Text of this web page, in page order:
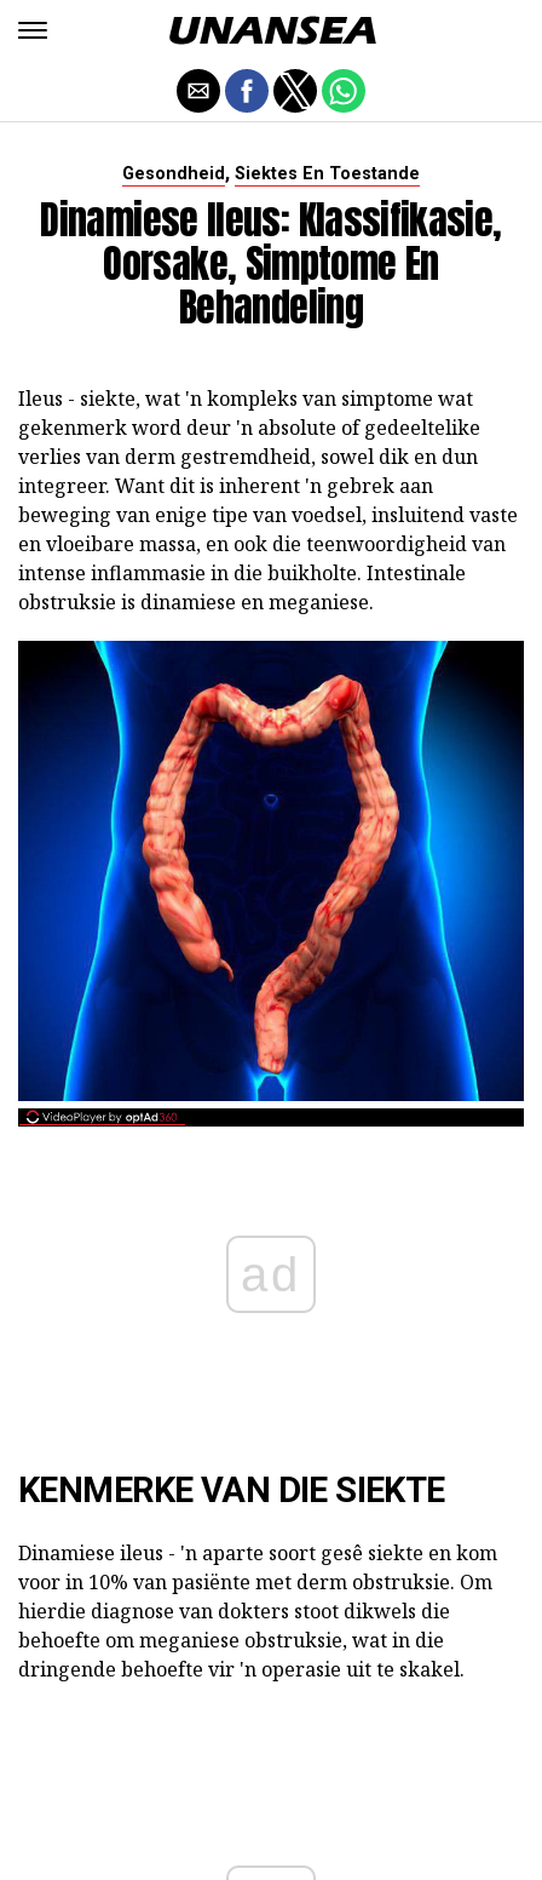
Gesondheid, Siektes En Toestande
Dinamiese Ileus: Klassifikasie,
Oorsake, Simptome En
Behandeling
Ileus - siekte, wat 'n kompleks van simptome wat
gekenmerk word deur 'n absolute of gedeeltelike
verlies van derm gestremdheid, sowel dik en dun
integreer. Want dit is inherent 'n gebrek aan
beweging van enige tipe van voedsel, insluitend vaste
en vloeibare massa, en ook die teenwoordigheid van
intense inflammasie in die buikholte. Intestinale
obstruksie is dinamiese en meganiese.
ad
KENMERKE VAN DIE SIEKTE
Dinamiese ileus - 'n aparte soort gesê siekte en kom
voor in 10% van pasiënte met derm obstruksie. Om
hierdie diagnose van dokters stoot dikwels die
behoefte om meganiese obstruksie, wat in die
dringende behoefte vir 'n operasie uit te skakel.